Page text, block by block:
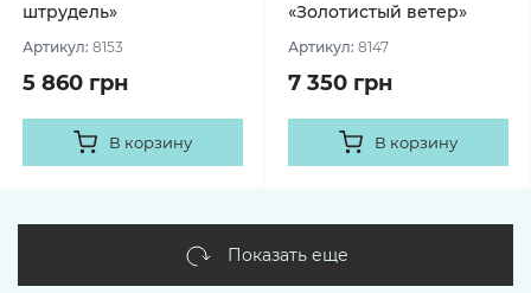
штрудель»
Артикул: 8153
5 860 грн
В корзину
«Золотистый ветер»
Артикул: 8147
7 350 грн
В корзину
Показать еще